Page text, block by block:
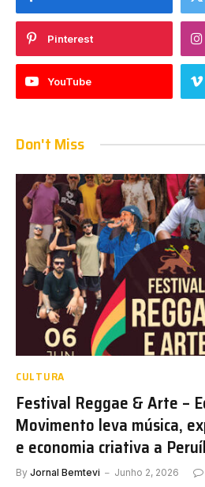
Pinterest
YouTube
Don't Miss
CULTURA
Festival Reggae & Arte –
Movimento leva música,
e economia criativa a
By Jornal Bemtevi Junho 2, 2026